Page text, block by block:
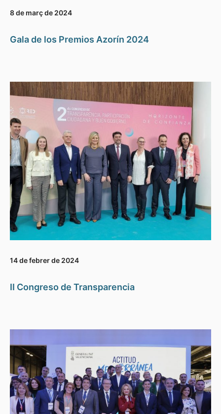
8 de març de 2024
Gala de los Premios Azorín 2024
14 de febrer de 2024
II Congreso de Transparencia